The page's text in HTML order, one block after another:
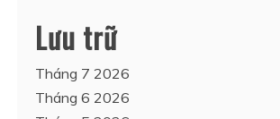
Lưu trữ
Tháng 7 2026
Tháng 6 2026